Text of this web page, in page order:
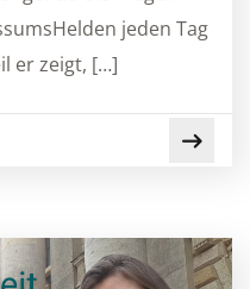
jeden Tag
er zeigt, […]